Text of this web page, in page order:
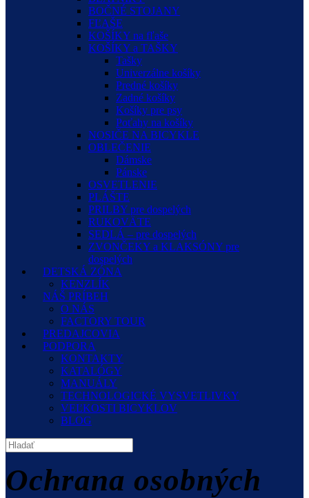
BOČNÉ STOJANY
FĽAŠE
KOŠÍKY na fľaše
KOŠÍKY a TAŠKY
Tašky
Univerzálne košíky
Predné košíky
Zadné košíky
Košíky pre psy
Poťahy na košíky
NOSIČE NA BICYKLE
OBLEČENIE
Dámske
Pánske
OSVETLENIE
PLÁŠTE
PRILBY pre dospelých
RUKOVÄTE
SEDLÁ – pre dospelých
ZVONČEKY a KLAKSÓNY pre
dospelých
DETSKÁ ZÓNA
KENZLÍK
NÁŠ PRÍBEH
O NÁS
FACTORY TOUR
PREDAJCOVIA
PODPORA
KONTAKTY
KATALÓGY
MANUÁLY
TECHNOLOGICKÉ VYSVETLIVKY
VEĽKOSTI BICYKLOV
BLOG
Ochrana osobných